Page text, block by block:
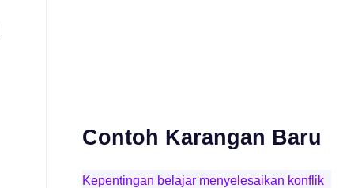
Contoh Karangan Baru
Kepentingan belajar menyelesaikan konflik